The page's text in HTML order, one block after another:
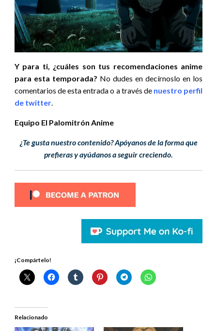
Y para ti, ¿cuáles son tus recomendaciones anime
para esta temporada? No dudes en decírnoslo en los
comentarios de esta entrada o a través de nuestro perfil
de twitter.
Equipo El Palomitrón Anime
¿Te gusta nuestro contenido? Apóyanos de la forma que
prefieras y ayúdanos a seguir creciendo.
¡Compártelo!
Relacionado